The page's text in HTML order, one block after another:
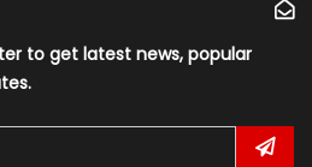
to get latest news, popular